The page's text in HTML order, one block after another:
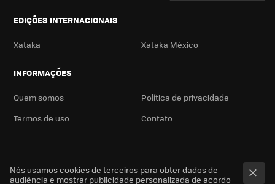
EDIÇÕES INTERNACIONAIS
Xataka Xataka México
INFORMAÇÕES
Quem somos
Política de privacidade
Termos de uso
Contato
Nós usamos cookies de terceiros para obter dados de
audiência e mostrar publicidade personalizada de acordo